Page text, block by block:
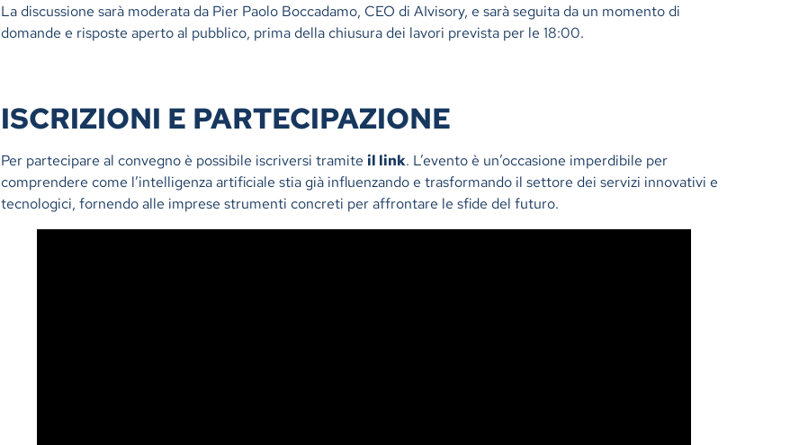
La discussione sarà moderata da Pier Paolo Boccadamo, CEO di AIvisory, e sarà seguita da un momento di
domande e risposte aperto al pubblico, prima della chiusura dei lavori prevista per le 18:00.
ISCRIZIONI E PARTECIPAZIONE
Per partecipare al convegno è possibile iscriversi tramite il link. L’evento è un’occasione imperdibile per
comprendere come l’intelligenza artificiale stia già influenzando e trasformando il settore dei servizi innovativi e
tecnologici, fornendo alle imprese strumenti concreti per affrontare le sfide del futuro.